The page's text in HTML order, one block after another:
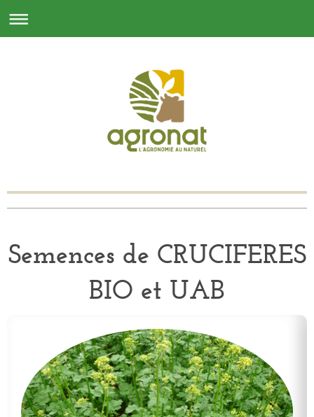
Semences de CRUCIFERES
BIO et UAB